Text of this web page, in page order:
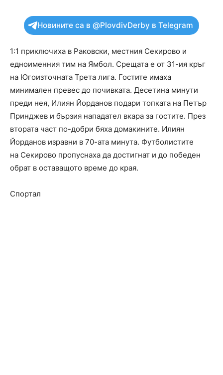
Новините са в @PlovdivDerby в Telegram
1:1 приключиха в Раковски, местния Секирово и
едноименния тим на Ямбол. Срещата е от 31-ия кръг
на Югоизточната Трета лига. Гостите имаха
минимален превес до почивката. Десетина минути
преди нея, Илиян Йорданов подари топката на Петър
Принджев и бързия нападател вкара за гостите. През
втората част по-добри бяха домакините. Илиян
Йорданов изравни в 70-ата минута. Футболистите
на Секирово пропуснаха да достигнат и до победен
обрат в оставащото време до края.
Спортал